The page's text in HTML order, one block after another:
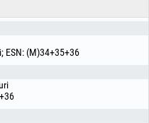
ESN: (M)34+35+36